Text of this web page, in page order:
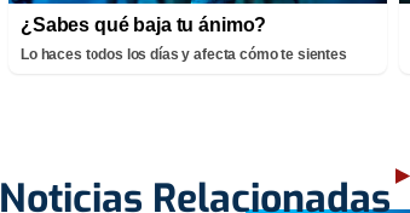
¿Sabes qué baja tu ánimo?
Lo haces todos los días y afecta cómo te sientes
Noticias Relacionadas